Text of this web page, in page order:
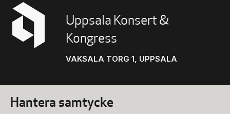
Hantera samtycke
Uppsala Konsert &
Kongress
VAKSALA TORG 1, UPPSALA